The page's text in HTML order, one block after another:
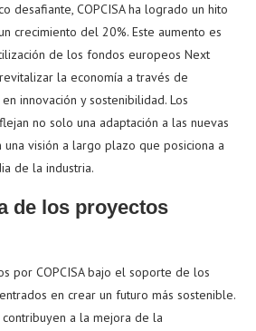
desafiante, COPCISA ha logrado un hito
crecimiento del 20%. Este aumento es
de los fondos europeos Next
la economía a través de
innovación y sostenibilidad. Los
no solo una adaptación a las nuevas
una visión a largo plazo que posiciona a
de la industria.
de los proyectos
por COPCISA bajo el soporte de los
en crear un futuro más sostenible.
a la mejora de la